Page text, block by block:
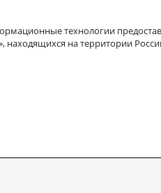
технологии
находящихся на территории